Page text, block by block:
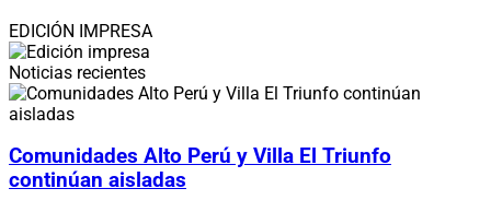
EDICIÓN IMPRESA
Noticias recientes
Comunidades Alto Perú y Villa El Triunfo
continúan aisladas